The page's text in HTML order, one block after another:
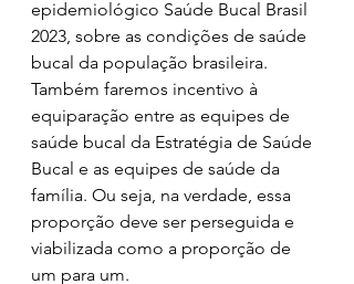
epidemiológico Saúde Bucal Brasil
2023, sobre as condições de saúde
bucal da população brasileira.
Também faremos incentivo à
equiparação entre as equipes de
saúde bucal da Estratégia de Saúde
Bucal e as equipes de saúde da
família. Ou seja, na verdade, essa
proporção deve ser perseguida e
viabilizada como a proporção de
um para um.